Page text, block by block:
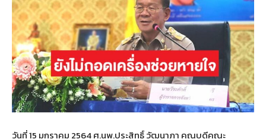
วันที่ 15 มกราคม 2564 ศ.นพ.ประสิทธิ์ วัฒนาภา คณบดีคณะ